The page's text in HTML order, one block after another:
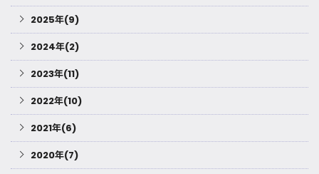
2025年(9)
2024年(2)
2023年(11)
2022年(10)
2021年(6)
2020年(7)